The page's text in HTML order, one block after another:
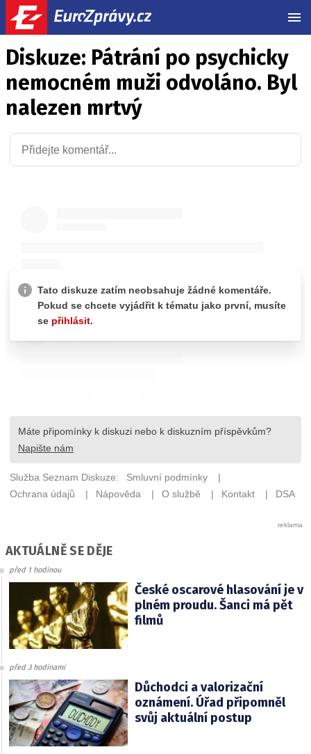
Diskuze: Pátrání po psychicky
nemocném muži odvoláno. Byl
nalezen mrtvý
AKTUÁLNĚ SE DĚJE
před 1 hodinou
České oscarové hlasování je v
plném proudu. Šanci má pět
filmů
před 3 hodinami
Důchodci a valorizační
oznámení. Úřad připomněl
svůj aktuální postup